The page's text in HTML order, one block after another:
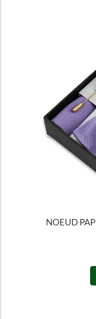
NOEUD